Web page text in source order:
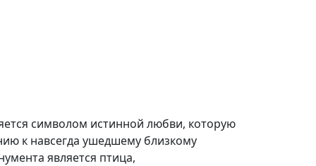
символом истинной любви, которую
к навсегда ушедшему близкому
является птица,